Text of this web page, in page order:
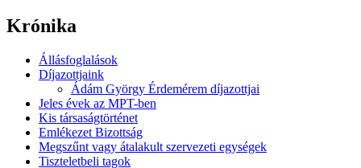
Krónika
Állásfoglalások
Díjazottjaink
Ádám György Érdemérem díjazottjai
Jeles évek az MPT-ben
Kis társaságtörténet
Emlékezet Bizottság
Megszűnt vagy átalakult szervezeti egységek
Tiszteletbeli tagok